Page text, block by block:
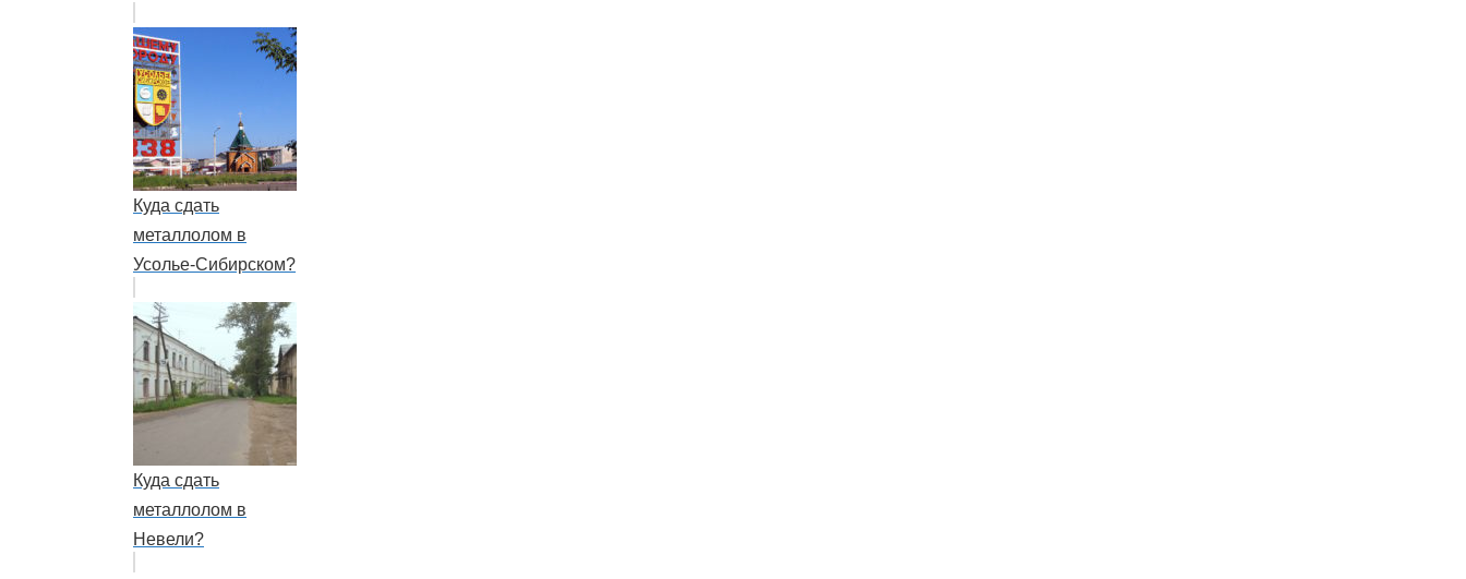
Куда сдать
металлолом в
Усолье-Сибирском?
Куда сдать
металлолом в
Невели?